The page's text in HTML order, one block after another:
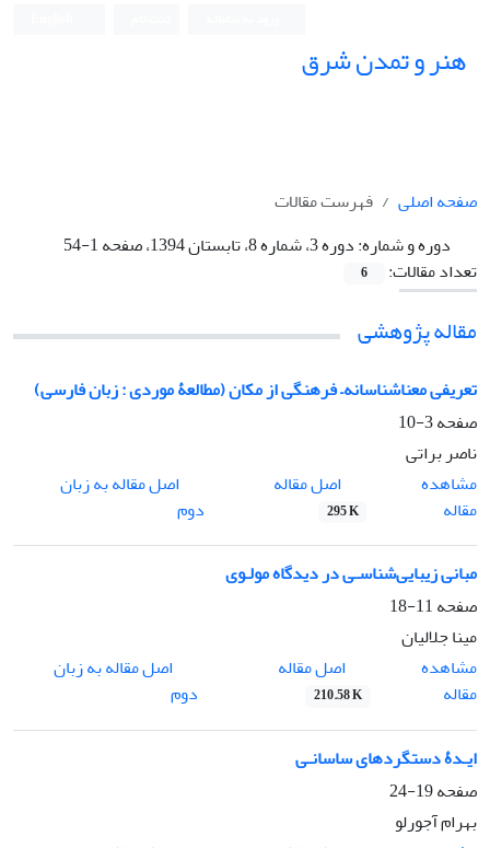
هنر و تمدن شرق
صفحه اصلی
فهرست مقالات
دوره و شماره:دوره 3، شماره 8، تابستان 1394، صفحه 1-54
تعداد مقالات:
6
مقاله پژوهشی
تعریفی معناشناسانه– فرهنگی از مکان (مطالعۀ موردی : زبان فارسی)
صفحه3-10
ناصر براتی
مشاهده
مقاله
اصل مقاله
295 K
اصل مقاله به زبان
دوم
مبانی زیبایی‌شناسـی در دیدگاه مولـوی
صفحه11-18
مینا جلالیان
مشاهده
مقاله
اصل مقاله
210.58 K
اصل مقاله به زبان
دوم
ایـدۀ دستگردهای ساسانـی
صفحه19-24
بهرام آجورلو